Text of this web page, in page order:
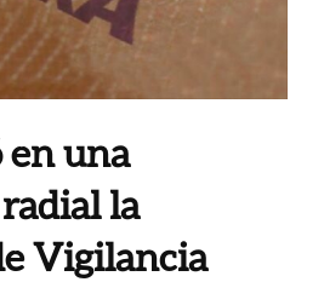
en una
la
Vigilancia